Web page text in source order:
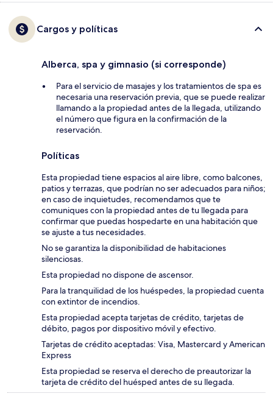
Cargos y políticas
Alberca, spa y gimnasio (si corresponde)
Para el servicio de masajes y los tratamientos de spa es
necesaria una reservación previa, que se puede realizar
llamando a la propiedad antes de la llegada, utilizando
el número que figura en la confirmación de la
reservación.
Políticas
Esta propiedad tiene espacios al aire libre, como balcones,
patios y terrazas, que podrían no ser adecuados para niños;
en caso de inquietudes, recomendamos que te
comuniques con la propiedad antes de tu llegada para
confirmar que puedas hospedarte en una habitación que
se ajuste a tus necesidades.
No se garantiza la disponibilidad de habitaciones
silenciosas.
Esta propiedad no dispone de ascensor.
Para la tranquilidad de los huéspedes, la propiedad cuenta
con extintor de incendios.
Esta propiedad acepta tarjetas de crédito, tarjetas de
débito, pagos por dispositivo móvil y efectivo.
Tarjetas de crédito aceptadas: Visa, Mastercard y American
Express
Esta propiedad se reserva el derecho de preautorizar la
tarjeta de crédito del huésped antes de su llegada.